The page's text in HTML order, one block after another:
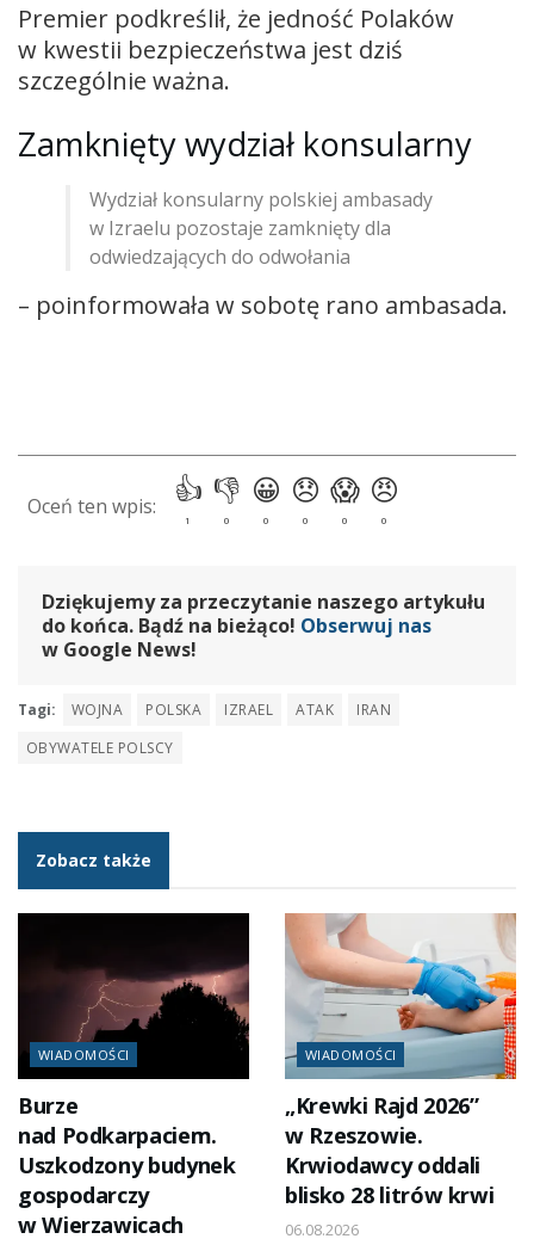
Premier podkreślił, że jedność Polaków
w kwestii bezpieczeństwa jest dziś
szczególnie ważna.
Zamknięty wydział konsularny
Wydział konsularny polskiej ambasady
w Izraelu pozostaje zamknięty dla
odwiedzających do odwołania
– poinformowała w sobotę rano ambasada.
Dziękujemy za przeczytanie naszego artykułu
do końca. Bądź na bieżąco! Obserwuj nas
w Google News!
Tagi: WOJNA POLSKA IZRAEL ATAK
IRAN
OBYWATELE POLSCY
Zobacz także
WIADOMOŚCI
Burze
nad Podkarpaciem.
Uszkodzony budynek
gospodarczy
w Wierzawicach
WIADOMOŚCI
„Krewki Rajd 2026”
w Rzeszowie.
Krwiodawcy oddali
blisko 28 litrów krwi
06.08.2026